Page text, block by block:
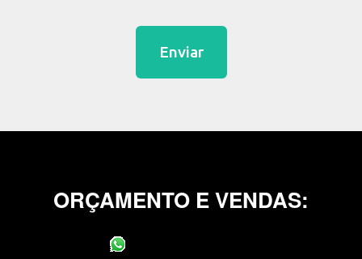
Enviar
ORÇAMENTO E VENDAS: